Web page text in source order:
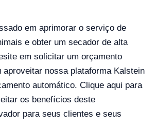
em aprimorar o serviço de
e obter um secador de alta
em solicitar um orçamento
aproveitar nossa plataforma Kalstein
automático. Clique aqui para
os benefícios deste
para seus clientes e seus